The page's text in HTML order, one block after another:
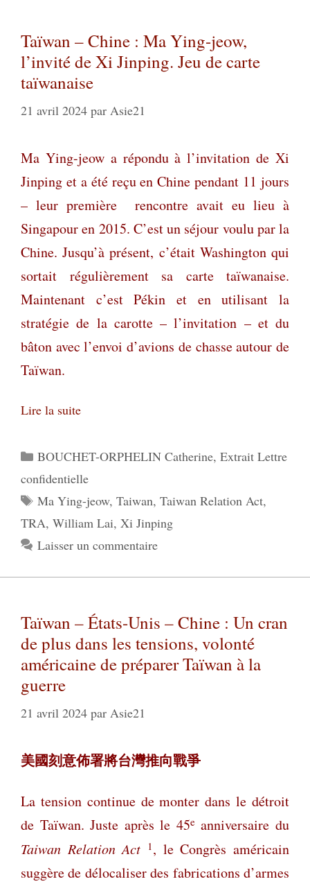
Taïwan – Chine : Ma Ying-jeow,
l’invité de Xi Jinping. Jeu de carte
taïwanaise
21 avril 2024 par Asie21
Ma Ying-jeow a répondu à l’invitation de Xi
Jinping et a été reçu en Chine pendant 11 jours
– leur première
rencontre avait eu lieu à
Singapour en 2015. C’est un séjour voulu par la
Chine. Jusqu’à présent, c’était Washington qui
sortait régulièrement sa carte taïwanaise.
Maintenant c’est Pékin et en utilisant la
stratégie de la carotte – l’invitation – et du
bâton avec l’envoi d’avions de chasse autour de
Taïwan.
Lire la suite
Catégories
BOUCHET-ORPHELIN Catherine, Extrait Lettre
confidentielle
Étiquettes
Ma Ying-jeow, Taiwan, Taiwan Relation Act,
TRA, William Lai, Xi Jinping
Laisser un commentaire
Taïwan – États-Unis – Chine : Un cran
de plus dans les tensions, volonté
américaine de préparer Taïwan à la
guerre
21 avril 2024 par Asie21
美國刻意佈署將台灣推向戰爭
La tension continue de monter dans le détroit
de Taïwan. Juste après le 45eanniversaire du
Taiwan Relation Act 1 , le Congrès américain
suggère de délocaliser des fabrications d’armes